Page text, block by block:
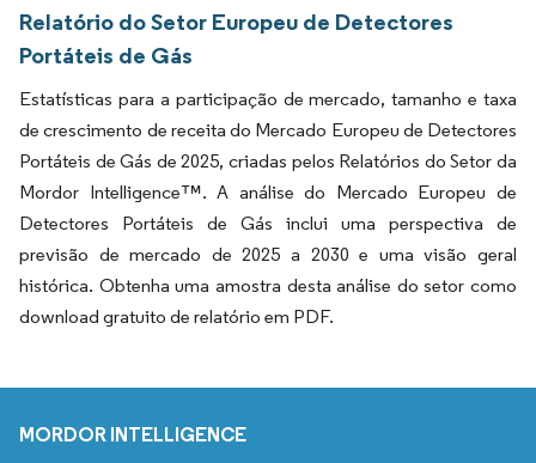
Relatório do Setor Europeu de Detectores
Portáteis de Gás
Estatísticas para a participação de mercado, tamanho e taxa
de crescimento de receita do Mercado Europeu de Detectores
Portáteis de Gás de 2025, criadas pelos Relatórios do Setor da
Mordor Intelligence™. A análise do Mercado Europeu de
Detectores Portáteis de Gás inclui uma perspectiva de
previsão de mercado de 2025 a 2030 e uma visão geral
histórica. Obtenha uma amostra desta análise do setor como
download gratuito de relatório em PDF.
MORDOR INTELLIGENCE